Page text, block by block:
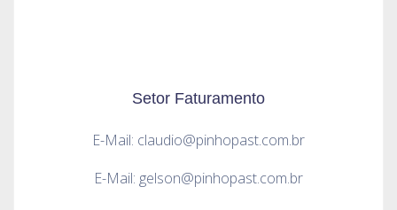
Setor Faturamento
E-Mail: claudio@pinhopast.com.br
E-Mail: gelson@pinhopast.com.br